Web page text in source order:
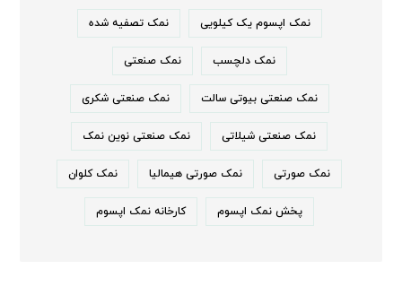
نمک اپسوم یک کیلویی نمک تصفیه شده
نمک دلچسب نمک صنعتی
نمک صنعتی بیوتی سالت نمک صنعتی شکری
نمک صنعتی شیلاتی نمک صنعتی نوین نمک
نمک صورتی نمک صورتی هیمالیا نمک کلوان
پخش نمک اپسوم کارخانه نمک اپسوم